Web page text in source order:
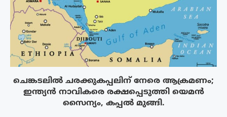
ചെങ്കടലിൽ ചരക്കുകപ്പലിന് നേരെ ആക്രമണം;
ഇന്ത്യൻ നാവികരെ രക്ഷപ്പെടുത്തി യെമൻ
സൈന്യം, കപ്പൽ മുങ്ങി.